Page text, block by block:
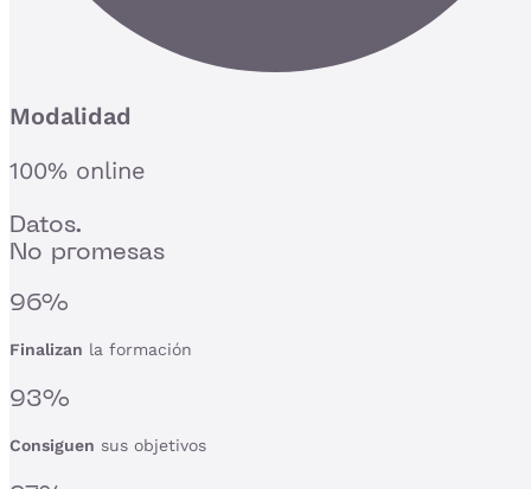
Modalidad
100% online
Datos.
No promesas
96%
Finalizan la formación
93%
Consiguen sus objetivos